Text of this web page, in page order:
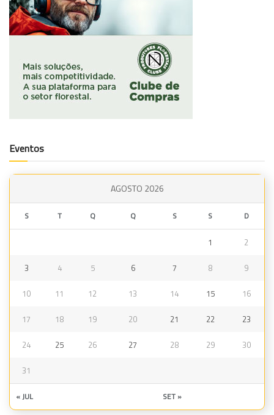
Eventos
AGOSTO 2026
S T Q Q S S D
1 2
3 4 5 6 7 8 9
10 11 12 13 14 15 16
17 18 19 20 21 22 23
24 25 26 27 28 29 30
31
« JUL SET »